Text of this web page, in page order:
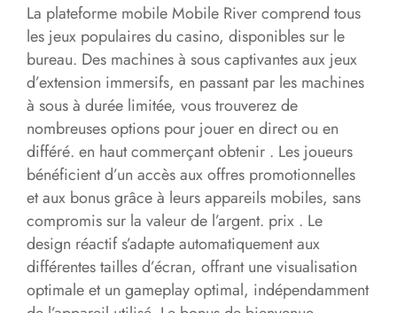
La plateforme mobile Mobile River comprend tous
les jeux populaires du casino, disponibles sur le
bureau. Des machines à sous captivantes aux jeux
d’extension immersifs, en passant par les machines
à sous à durée limitée, vous trouverez de
nombreuses options pour jouer en direct ou en
différé. en haut commerçant obtenir . Les joueurs
bénéficient d’un accès aux offres promotionnelles
et aux bonus grâce à leurs appareils mobiles, sans
compromis sur la valeur de l’argent. prix . Le
design réactif s’adapte automatiquement aux
différentes tailles d’écran, offrant une visualisation
optimale et un gameplay optimal, indépendamment